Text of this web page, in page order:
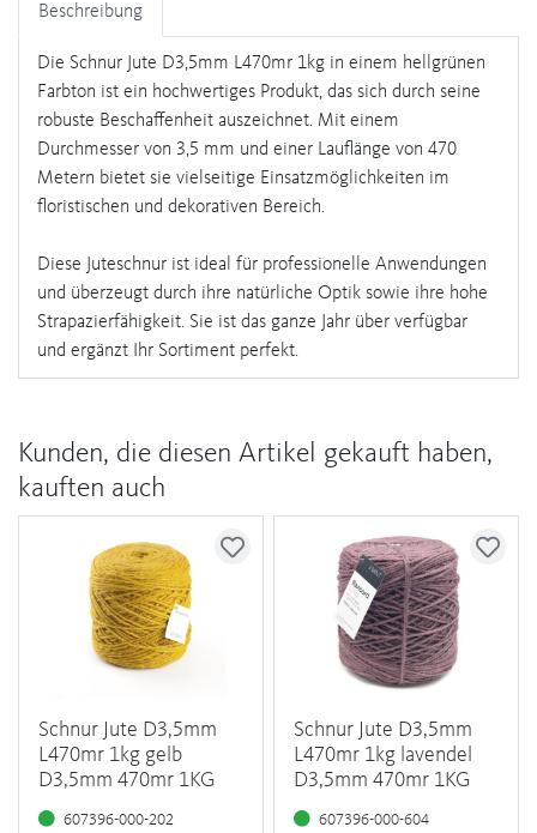
Beschreibung
Die Schnur Jute D3,5mm L470mr 1kg in einem hellgrünen
Farbton ist ein hochwertiges Produkt, das sich durch seine
robuste Beschaffenheit auszeichnet. Mit einem
Durchmesser von 3,5 mm und einer Lauflänge von 470
Metern bietet sie vielseitige Einsatzmöglichkeiten im
floristischen und dekorativen Bereich.
Diese Juteschnur ist ideal für professionelle Anwendungen
und überzeugt durch ihre natürliche Optik sowie ihre hohe
Strapazierfähigkeit. Sie ist das ganze Jahr über verfügbar
und ergänzt Ihr Sortiment perfekt.
Kunden, die diesen Artikel gekauft haben,
kauften auch
Schnur Jute D3,5mm
L470mr 1kg gelb
D3,5mm 470mr 1KG
607396-000-202
Schnur Jute D3,5mm
L470mr 1kg lavendel
D3,5mm 470mr 1KG
607396-000-604